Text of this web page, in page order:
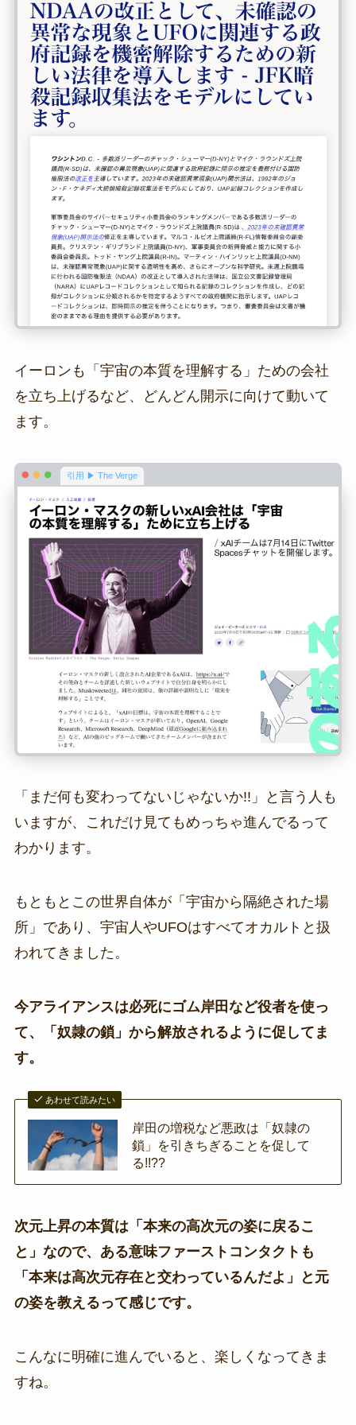
イーロンも「宇宙の本質を理解する」ための会社
を立ち上げるなど、どんどん開示に向けて動いて
ます。
引用 ▶ The Verge
「まだ何も変わってないじゃないか!!」と言う人も
いますが、これだけ見てもめっちゃ進んでるって
わかります。
もともとこの世界自体が「宇宙から隔絶された場
所」であり、宇宙人やUFOはすべてオカルトと扱
われてきました。
今アライアンスは必死にゴム岸田など役者を使っ
て、「奴隷の鎖」から解放されるように促してま
す。
あわせて読みたい
岸田の増税など悪政は「奴隷の
鎖」を引きちぎることを促して
る!!??
次元上昇の本質は「本来の高次元の姿に戻るこ
と」なので、ある意味ファーストコンタクトも
「本来は高次元存在と交わっているんだよ」と元
の姿を教えるって感じです。
こんなに明確に進んでいると、楽しくなってきま
すね。